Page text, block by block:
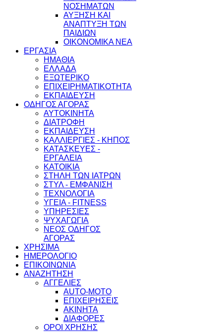
ΝΟΣΗΜΑΤΩΝ
ΑΥΞΗΣΗ ΚΑΙ
ΑΝΑΠΤΥΞΗ ΤΩΝ
ΠΑΙΔΙΩΝ
ΟΙΚΟΝΟΜΙΚΑ ΝΕΑ
ΕΡΓΑΣΙΑ
ΗΜΑΘΙΑ
ΕΛΛΑΔΑ
ΕΞΩΤΕΡΙΚΟ
ΕΠΙΧΕΙΡΗΜΑΤΙΚΟΤΗΤΑ
ΕΚΠΑΙΔΕΥΣΗ
ΟΔΗΓΟΣ ΑΓΟΡΑΣ
ΑΥΤΟΚΙΝΗΤΑ
ΔΙΑΤΡΟΦΗ
ΕΚΠΑΙΔΕΥΣΗ
ΚΑΛΛΙΕΡΓΙΕΣ - ΚΗΠΟΣ
ΚΑΤΑΣΚΕΥΕΣ -
ΕΡΓΑΛΕΙΑ
ΚΑΤΟΙΚΙΑ
ΣΤΗΛΗ ΤΩΝ ΙΑΤΡΩΝ
ΣΤΥΛ - ΕΜΦΑΝΙΣΗ
ΤΕΧΝΟΛΟΓΙΑ
ΥΓΕΙΑ - FITNESS
ΥΠΗΡΕΣΙΕΣ
ΨΥΧΑΓΩΓΙΑ
ΝΕΟΣ ΟΔΗΓΟΣ
ΑΓΟΡΑΣ
ΧΡΗΣΙΜΑ
ΗΜΕΡΟΛΟΓΙΟ
ΕΠΙΚΟΙΝΩΝΙΑ
ΑΝΑΖΗΤΗΣΗ
ΑΓΓΕΛΙΕΣ
AUTO-MOTO
ΕΠΙΧΕΙΡΗΣΕΙΣ
ΑΚΙΝΗΤΑ
ΔΙΑΦΟΡΕΣ
ΟΡΟΙ ΧΡΗΣΗΣ